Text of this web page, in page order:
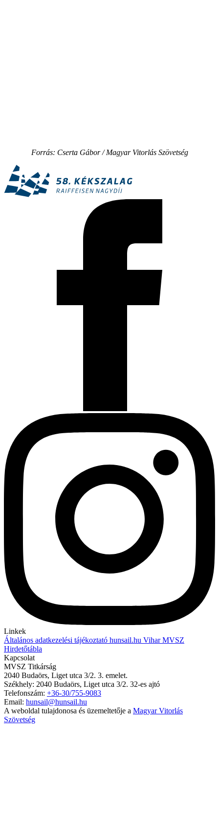
Forrás: Cserta Gábor / Magyar Vitorlás Szövetség
Linkek
Általános adatkezelési tájékoztató hunsail.hu ViharMVSZ
Hirdetőtábla
Kapcsolat
MVSZ Titkárság
2040 Budaörs, Liget utca 3/2. 3. emelet.
Székhely: 2040 Budaörs, Liget utca 3/2. 32-es ajtó
Telefonszám: +36-30/755-9083
Email: hunsail@hunsail.hu
A weboldal tulajdonosa és üzemeltetője a Magyar Vitorlás
Szövetség